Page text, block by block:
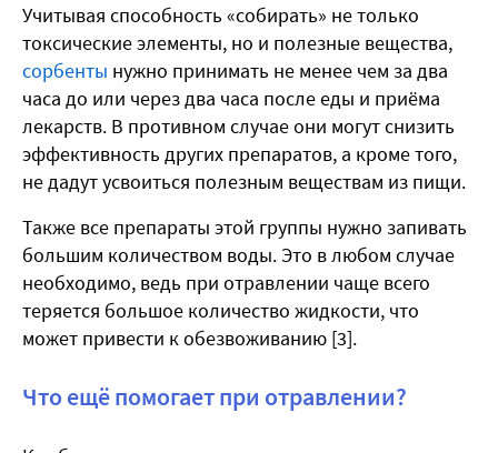
Учитывая способность «собирать» не только
токсические элементы, но и полезные вещества,
сорбенты нужно принимать не менее чем за два
часа до или через два часа после еды и приёма
лекарств. В противном случае они могут снизить
эффективность других препаратов, а кроме того,
не дадут усвоиться полезным веществам из пищи.
Также все препараты этой группы нужно запивать
большим количеством воды. Это в любом случае
необходимо, ведь при отравлении чаще всего
теряется большое количество жидкости, что
может привести к обезвоживанию [3].
Что ещё помогает при отравлении?